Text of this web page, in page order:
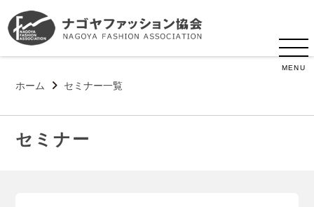
MENU
ホーム セミナー一覧
セミナー